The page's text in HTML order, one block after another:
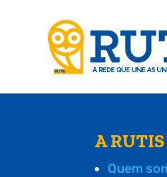
A RUTIS
Quem